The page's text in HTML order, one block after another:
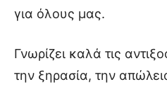
για όλους μας.
Γνωρίζει καλά τις
την ξηρασία, την